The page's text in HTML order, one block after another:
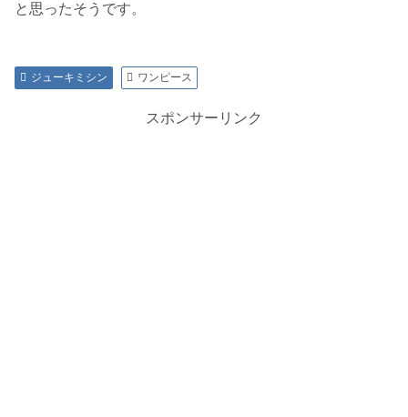
と思ったそうです。
ジューキミシン ワンピース
スポンサーリンク